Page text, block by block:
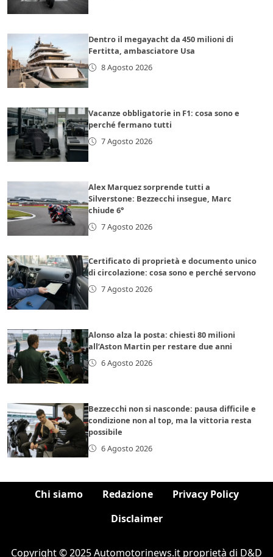
Dentro il megayacht da 450 milioni di
Fertitta, ambasciatore Usa
8 Agosto 2026
Vacanze obbligatorie in F1: cosa sono e
perché fermano tutti
7 Agosto 2026
Alex Marquez sorprende tutti a
Silverstone: Bezzecchi insegue, Marc
chiude 6°
7 Agosto 2026
Certificato di proprietà e documento unico
di circolazione: cosa sono e perché servono
7 Agosto 2026
Alonso alza la posta: chiesti 80 milioni
all’Aston Martin per restare due anni
6 Agosto 2026
Bezzecchi non si nasconde: pausa difficile e
condizione non al top, ma la vittoria resta
possibile
6 Agosto 2026
Chi siamo Redazione
Privacy Policy
Disclaimer
Copyright © 2025 Automotorinews.it proprietà di D&D